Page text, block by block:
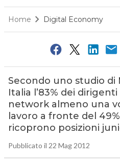
Home Digital Economy
Secondo uno studio di
Italia l’83% dei dirigenti
network almeno una
lavoro a fronte del
ricoprono posizioni
Pubblicato il 22 Mag 2012